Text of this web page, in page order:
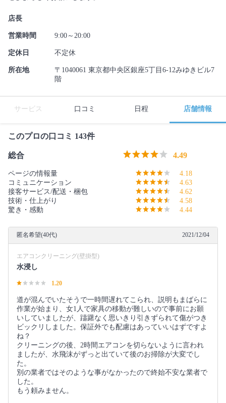
店長
営業時間 9:00～20:00
定休日 不定休
所在地
〒1040061 東京都中央区銀座5丁目6-12みゆきビル7
階
サービス 口コミ 日程 店舗情報
このプロの口コミ 143件
総合 4.49
ページの情報量
4.18
コミュニケーション
4.63
接客サービス/配送・梱包
4.62
技術・仕上がり
4.58
驚き・感動
4.44
匿名希望(40代) 2021/12/04
エアコンクリーニング(壁掛型)
水浸し
1.20
道が混んでいたそうで一時間遅れてこられ、説明もまばらに
作業が始まり、女1人で家具の移動が難しいので事前にお願
いしていましたが、躊躇なく思いきり引きずられて傷がつき
ビックリしました。保証外でも配慮はあっていいはずですよ
ね？
クリーニングの後、2時間エアコンを切らないように言われ
ましたが、水飛沫がずっと出ていて後のお掃除が大変でし
た。
別の業者ではそのような事がなかったので終始不安な業者で
した。
もう頼みません。